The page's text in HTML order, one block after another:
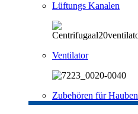
Lüftungs Kanalen
Ventilator
Zubehören für Hauben